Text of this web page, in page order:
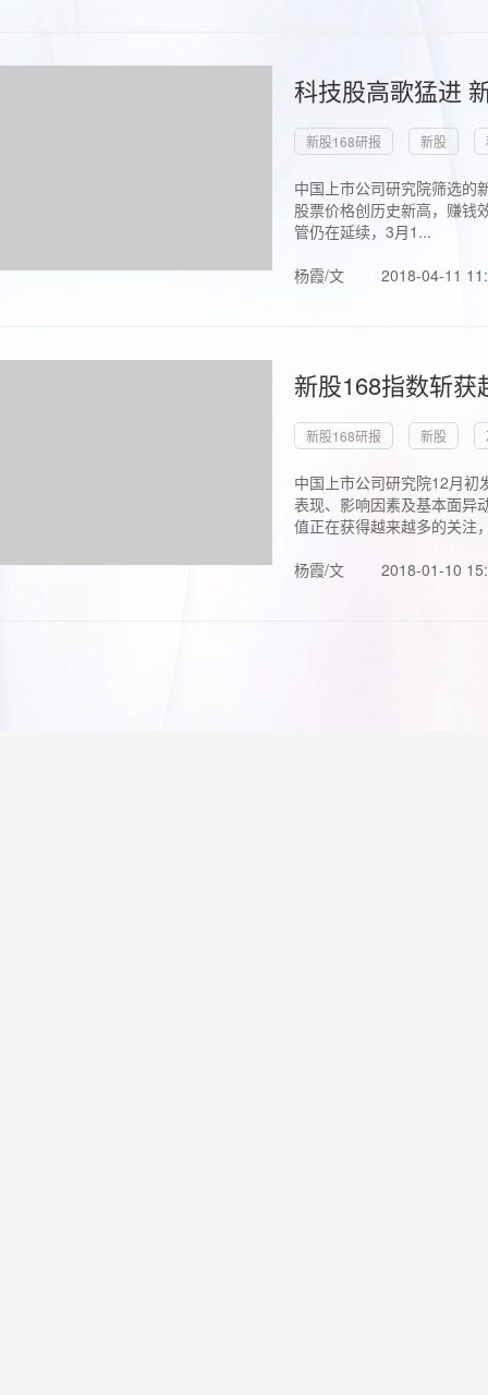
科技股高歌猛进
新股168研报 新股
中国上市公司研究院筛选的
股票价格创历史新高，赚钱
管仍在延续，3月1...
杨霞/文
2018-04-11
新股168指数斩
新股168研报 新股
中国上市公司研究院12月初
表现、影响因素及基本面异
值正在获得越来越多的关注
杨霞/文
2018-01-10